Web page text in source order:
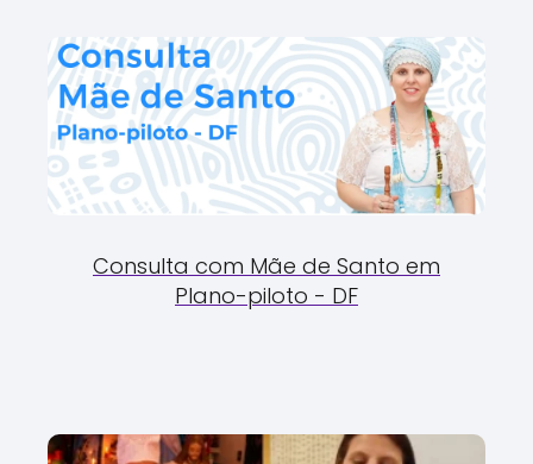
Consulta com Mãe de Santo em
Plano-piloto - DF